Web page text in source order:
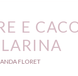
E
FLORET